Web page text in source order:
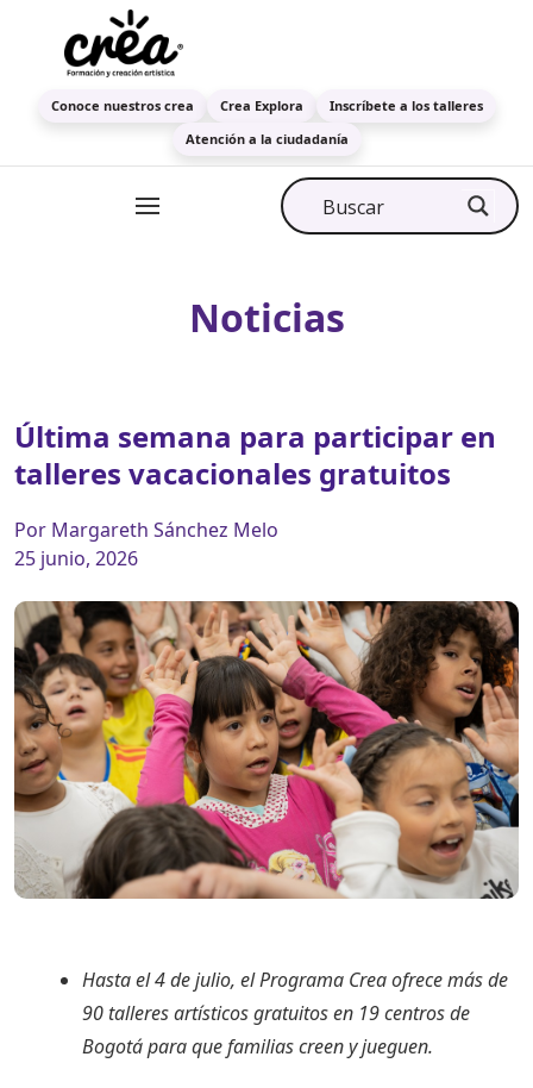
Conoce nuestros crea Crea Explora
Inscríbete a los talleres
Atención a la ciudadanía
Noticias
Última semana para participar en
talleres vacacionales gratuitos
Por Margareth Sánchez Melo
25 junio, 2026
Hasta el 4 de julio, el Programa Crea ofrece más de
90 talleres artísticos gratuitos en 19 centros de
Bogotá para que familias creen y jueguen.